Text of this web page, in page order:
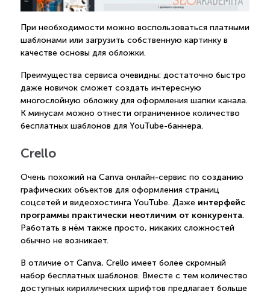
При необходимости можно воспользоваться платными
шаблонами или загрузить собственную картинку в
качестве основы для обложки.
Преимущества сервиса очевидны: достаточно быстро
даже новичок сможет создать интересную
многослойную обложку для оформления шапки канала.
К минусам можно отнести ограниченное количество
бесплатных шаблонов для YouTube-баннера.
Crello
Очень похожий на Canva онлайн-сервис по созданию
графических объектов для оформления страниц
соцсетей и видеохостинга YouTube. Даже интерфейс
программы практически неотличим от конкурента.
Работать в нём также просто, никаких сложностей
обычно не возникает.
В отличие от Canva, Crello имеет более скромный
набор бесплатных шаблонов. Вместе с тем количество
доступных кириллических шрифтов предлагает больше